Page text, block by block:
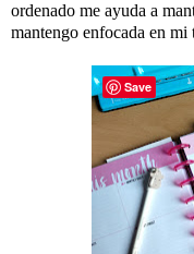
ordenado me ayuda a
mantengo enfocada en mi
Save